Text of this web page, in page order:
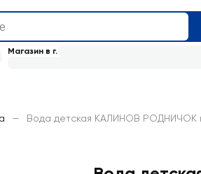
Магазин в г.
— Вода детская КАЛИНОВ РОДНИЧОК